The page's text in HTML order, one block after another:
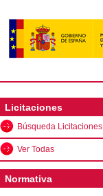
Licitaciones
Búsqueda Licitaciones
Ver Todas
Normativa